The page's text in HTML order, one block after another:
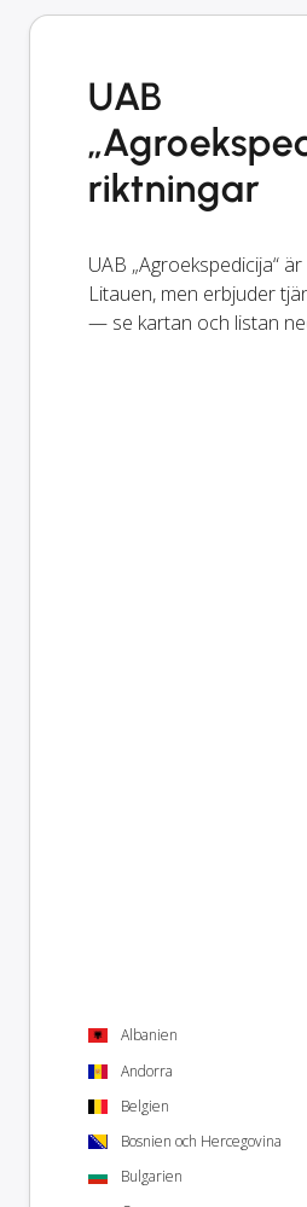
UAB
riktningar
UAB „Agroekspedicija“
Litauen, men erbjuder
— se kartan och listan
Albanien
Andorra
Belgien
Bosnien och Hercegovina
Bulgarien